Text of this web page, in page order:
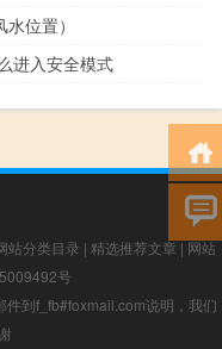
位置）
进入安全模式
站分类目录 | 精选推荐文章|网站
号
到f_fb#foxmail.com说明，我们